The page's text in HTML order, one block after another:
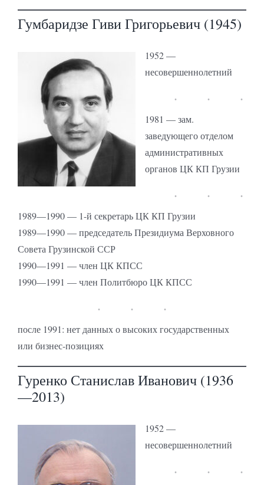
Гумбаридзе Гиви Григорьевич (1945)
1952 —
несовершеннолетний
1981 — зам.
заведующего отделом
административных
органов ЦК КП Грузии
1989—1990 — 1-й секретарь ЦК КП Грузии
1989—1990 — председатель Президиума Верховного
Совета Грузинской ССР
1990—1991 — член ЦК КПСС
1990—1991 — член Политбюро ЦК КПСС
после 1991: нет данных о высоких государственных
или бизнес-позициях
Гуренко Станислав Иванович (1936
—2013)
1952 —
несовершеннолетний